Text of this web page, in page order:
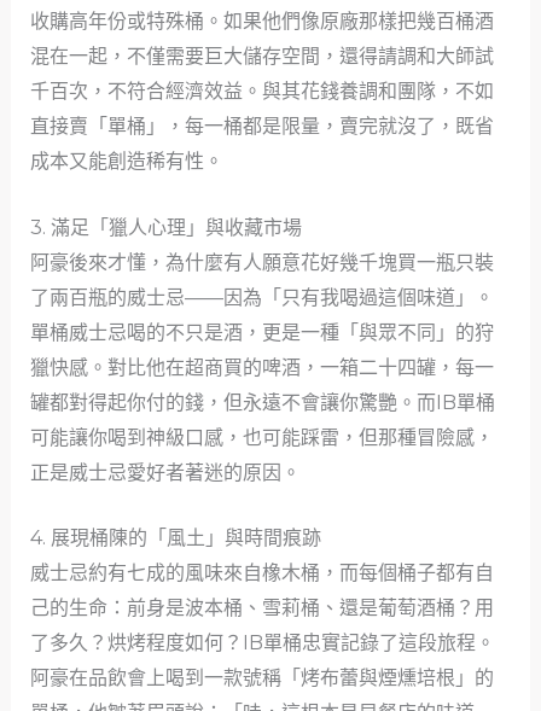
收購高年份或特殊桶。如果他們像原廠那樣把幾百桶酒
混在一起，不僅需要巨大儲存空間，還得請調和大師試
千百次，不符合經濟效益。與其花錢養調和團隊，不如
直接賣「單桶」，每一桶都是限量，賣完就沒了，既省
成本又能創造稀有性。
3. 滿足「獵人心理」與收藏市場
阿豪後來才懂，為什麼有人願意花好幾千塊買一瓶只裝
了兩百瓶的威士忌——因為「只有我喝過這個味道」。
單桶威士忌喝的不只是酒，更是一種「與眾不同」的狩
獵快感。對比他在超商買的啤酒，一箱二十四罐，每一
罐都對得起你付的錢，但永遠不會讓你驚艷。而IB單桶
可能讓你喝到神級口感，也可能踩雷，但那種冒險感，
正是威士忌愛好者著迷的原因。
4. 展現桶陳的「風土」與時間痕跡
威士忌約有七成的風味來自橡木桶，而每個桶子都有自
己的生命：前身是波本桶、雪莉桶、還是葡萄酒桶？用
了多久？烘烤程度如何？IB單桶忠實記錄了這段旅程。
阿豪在品飲會上喝到一款號稱「烤布蕾與煙燻培根」的